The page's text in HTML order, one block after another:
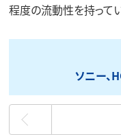
程度の流動性を持って
ソニー、
最初